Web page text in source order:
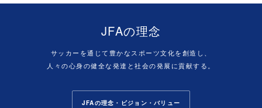
JFAの理念
サッカーを通じて豊かなスポーツ文化を創造し、
人々の心身の健全な発達と社会の発展に貢献する。
JFAの理念・ビジョン・バリュー